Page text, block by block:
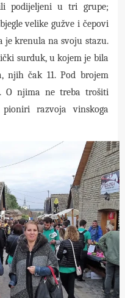
podijeljeni u tri grupe;
velike gužve i čepovi
je krenula na svoju stazu.
surduk, u kojem je bila
njih čak 11.Pod brojem
O njima ne treba trošiti
razvoja vinskoga